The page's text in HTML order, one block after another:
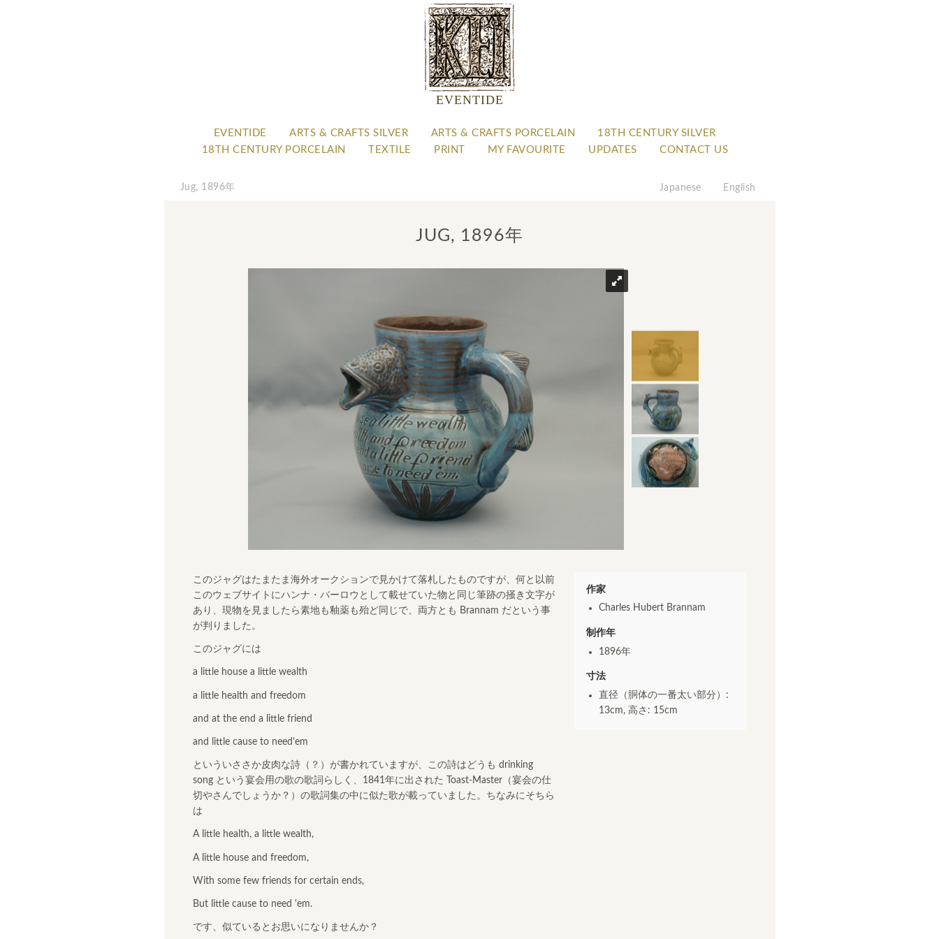
EVENTIDE
EVENTIDE ARTS & CRAFTS SILVER ARTS & CRAFTS PORCELAIN
18TH CENTURY SILVER
18TH CENTURY PORCELAIN
TEXTILE PRINT MY FAVOURITE UPDATES CONTACT US
Jug, 1896年 Japanese English
JUG, 1896年
このジャグはたまたま海外オークションで見かけて落札したものですが、何と以前
このウェブサイトにハンナ・バーロウとして載せていた物と同じ筆跡の掻き文字が
あり、現物を見ましたら素地も釉薬も殆ど同じで、両方とも Brannam だという事
が判りました。
このジャグには
a little house a little wealth
a little health and freedom
and at the end a little friend
and little cause to need'em
といういささか皮肉な詩（？）が書かれていますが、この詩はどうも drinking
song という宴会用の歌の歌詞らしく、1841年に出された Toast-Master（宴会の仕
切やさんでしょうか？）の歌詞集の中に似た歌が載っていました。ちなみにそちら
は
A little health, a little wealth,
A little house and freedom,
With some few friends for certain ends,
But little cause to need 'em.
です、似ているとお思いになりませんか？
作家
Charles Hubert Brannam
制作年
1896年
寸法
直径（胴体の一番太い部分）:
13cm, 高さ: 15cm